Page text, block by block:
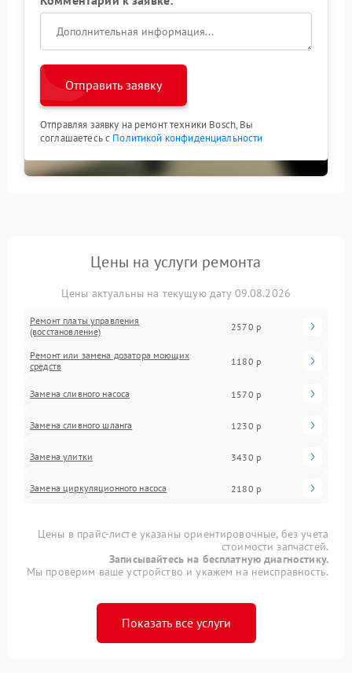
Отправить заявку
Отправляя заявку на ремонт техники Bosch, Вы
соглашаетесь с Политикой конфиденциальности
Цены на услуги ремонта
Цены актуальны на текущую дату 09.08.2026
Ремонт платы управления
(восстановление)
2570 р
Ремонт или замена дозатора моющих
средств
1180 р
Замена сливного насоса 1570 р
Замена сливного шланга 1230 р
Замена улитки 3430 р
Замена циркуляционного насоса 2180 р
Цены в прайс-листе указаны ориентировочные, без учета
стоимости запчастей.
Записывайтесь на бесплатную диагностику.
Мы проверим ваше устройство и укажем на неисправность.
Показать все услуги